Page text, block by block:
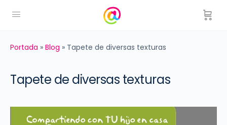
Portada » Blog » Tapete de diversas texturas
Tapete de diversas texturas